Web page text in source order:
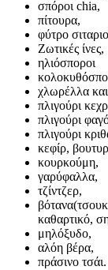
σπόροι chia,
πίτουρα,
φύτρο
Ζωτικές ίνες,
ηλιόσποροι
χλωρέλλα
πλιγούρι
πλιγούρι
πλιγούρι
κεφίρ,
κουρκούμη,
γαρύφαλλα,
τζίντζερ,
καθαρτικό,
μηλόξυδο,
αλόη βέρα,
πράσινο τσάι.